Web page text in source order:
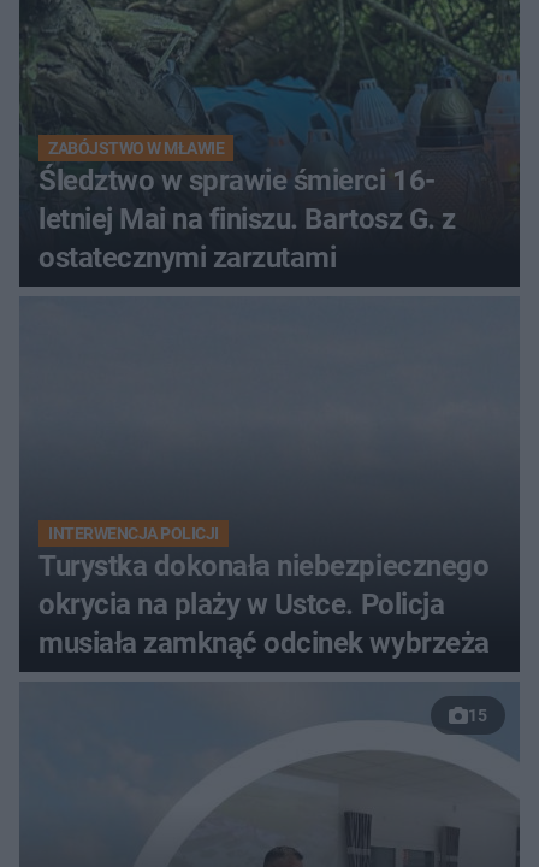
ZABÓJSTWO W MŁAWIE
Śledztwo w sprawie śmierci 16-
letniej Mai na finiszu. Bartosz G. z
ostatecznymi zarzutami
INTERWENCJA POLICJI
Turystka dokonała niebezpiecznego
okrycia na plaży w Ustce. Policja
musiała zamknąć odcinek wybrzeża
15